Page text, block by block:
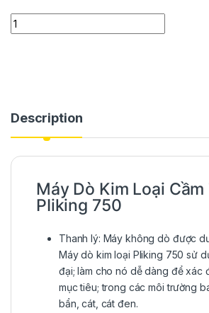
Máy Dò Kim Loại Cầm Tay PIiking 750
Description
Máy Dò Kim Loại Cầm
PIiking 750
Thanh lý: Máy không dò được
Máy dò kim loại PIiking 750 sử
đại; làm cho nó dễ dàng để xác
mục tiêu; trong các môi trường
bẩn, cát, cát đen.